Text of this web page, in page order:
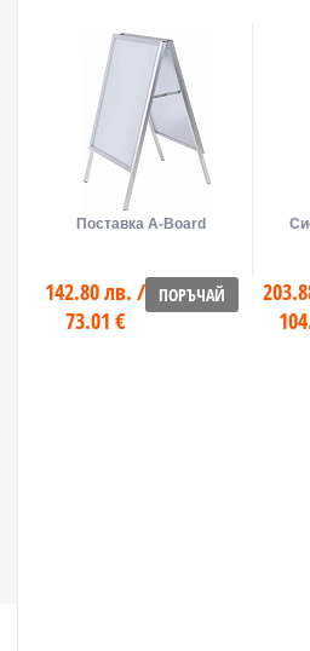
ПОРЪЧАЙ
142.80 лв. /
73.01 €
Поставка A-Board